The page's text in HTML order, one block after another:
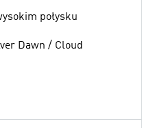
połysku
Dawn / Cloud